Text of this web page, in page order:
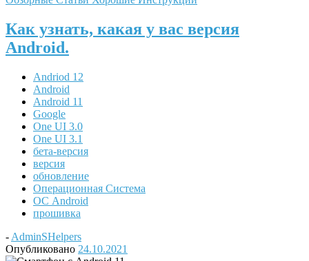
Как узнать, какая у вас версия
Android.
Andriod 12
Android
Android 11
Google
One UI 3.0
One UI 3.1
бета-версия
версия
обновление
Операционная Система
ОС Android
прошивка
- AdminSHelpers
Опубликовано 24.10.2021